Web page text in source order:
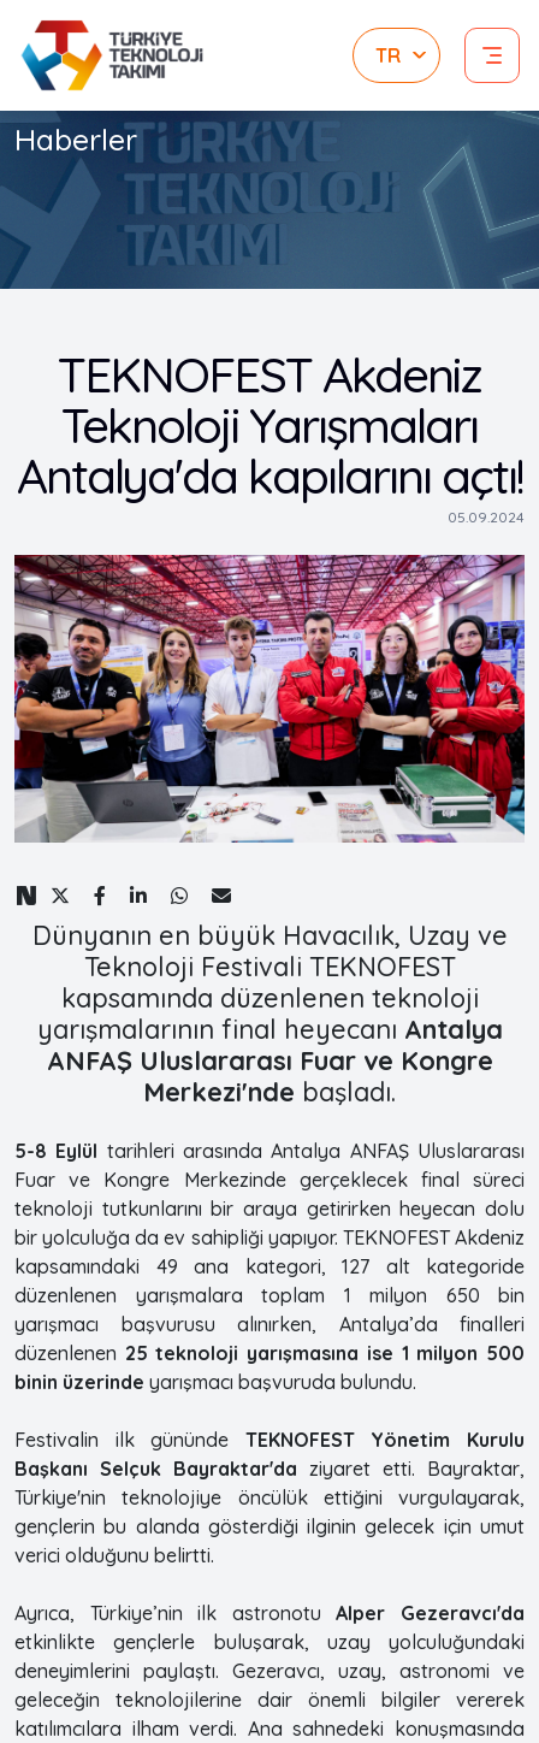
Haberler
TEKNOFEST Akdeniz
Teknoloji Yarışmaları
Antalya'da kapılarını açtı!
05.09.2024
Dünyanın en büyük Havacılık, Uzay ve
Teknoloji Festivali TEKNOFEST
kapsamında düzenlenen teknoloji
yarışmalarının final heyecanı Antalya
ANFAŞ Uluslararası Fuar ve Kongre
Merkezi'nde başladı.
5-8 Eylül tarihleri arasında Antalya ANFAŞ Uluslararası
Fuar ve Kongre Merkezinde gerçeklecek final süreci
teknoloji tutkunlarını bir araya getirirken heyecan dolu
bir yolculuğa da ev sahipliği yapıyor. TEKNOFEST Akdeniz
kapsamındaki 49 ana kategori, 127 alt kategoride
düzenlenen yarışmalara toplam 1 milyon 650 bin
yarışmacı başvurusu alınırken, Antalya’da finalleri
düzenlenen 25 teknoloji yarışmasına ise 1 milyon 500
binin üzerinde yarışmacı başvuruda bulundu.
Festivalin ilk gününde TEKNOFEST Yönetim Kurulu
Başkanı Selçuk Bayraktar'da ziyaret etti. Bayraktar,
Türkiye'nin teknolojiye öncülük ettiğini vurgulayarak,
gençlerin bu alanda gösterdiği ilginin gelecek için umut
verici olduğunu belirtti.
Ayrıca, Türkiye’nin ilk astronotuAlper Gezeravcı'da
etkinlikte gençlerle buluşarak, uzay yolculuğundaki
deneyimlerini paylaştı. Gezeravcı, uzay, astronomi ve
geleceğin teknolojilerine dair önemli bilgiler vererek
katılımcılara ilham verdi. Ana sahnedeki konuşmasında